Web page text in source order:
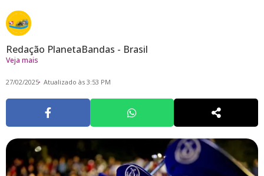
Redação PlanetaBandas - Brasil
Veja mais
27/02/2025 Atualizado às 3:53 PM